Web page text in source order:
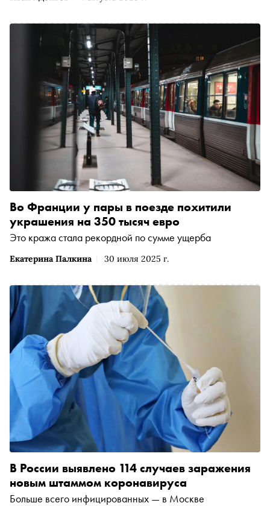
Екатерина Палкина 30 июля 2025 г.
Во Франции у пары в поезде похитили
украшения на 350 тысяч евро
Это кража стала рекордной по сумме ущерба
В России выявлено 114 случаев заражения
новым штаммом коронавируса
Больше всего инфицированных — в Москве